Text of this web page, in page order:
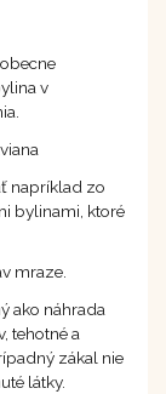
v
napríklad zo
bylinami, ktoré
mraze.
ako náhrada
tehotné a
zákal nie
látky.